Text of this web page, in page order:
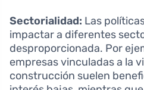
Sectorialidad: Las
impactar a diferentes
desproporcionada. Por
empresas vinculadas a la
construcción suelen